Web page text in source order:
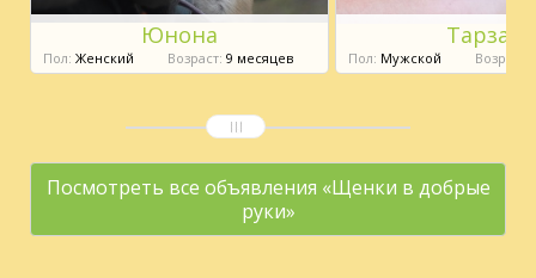
Юнона
Пол: Женский Возраст: 9 месяцев
Тарзан
Пол: Мужской Возраст:
Посмотреть все объявления «Щенки в добрые
руки»